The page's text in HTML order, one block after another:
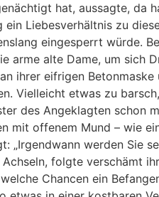
hat, aussagte, da
Liebesverhältnis zu
eingesperrt würde.
arme alte Dame, um sich
ihrer eifrigen
Vielleicht etwas zu
des Angeklagten schon
mit offenem Mund – wie
„Irgendwann werden Sie
folgte verschämt
Chancen ein